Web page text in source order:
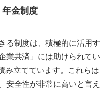
年金制度
る制度は、積極的に活用す
業共済」には助けられてい
み立てています。これらは
安全性が非常に高いと言え